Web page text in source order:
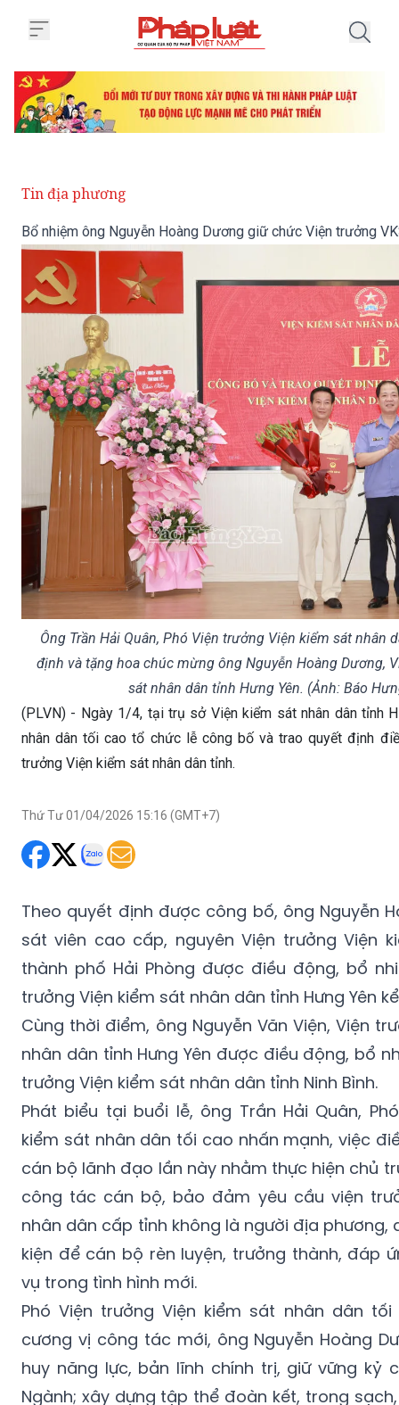
Tin địa phương
Bổ nhiệm ông Nguyễn Hoàng Dương giữ chức Viện trưởng
Ông Trần Hải Quân, Phó Viện trưởng Viện kiểm sát nhân
định và tặng hoa chúc mừng ông Nguyễn Hoàng Dương,
sát nhân dân tỉnh Hưng Yên. (Ảnh: Báo
(PLVN) - Ngày 1/4, tại trụ sở Viện kiểm sát nhân dân tỉnh
nhân dân tối cao tổ chức lễ công bố và trao quyết định
trưởng Viện kiểm sát nhân dân tỉnh.
Thứ Tư 01/04/2026 15:16 (GMT+7)
Theo quyết định được công bố, ông Nguyễn
sát viên cao cấp, nguyên Viện trưởng Viện
thành phố Hải Phòng được điều động, bổ
trưởng Viện kiểm sát nhân dân tỉnh Hưng Yên
Cùng thời điểm, ông Nguyễn Văn Viện, Viện
nhân dân tỉnh Hưng Yên được điều động, bổ
trưởng Viện kiểm sát nhân dân tỉnh Ninh Bình.
Phát biểu tại buổi lễ, ông Trần Hải Quân,
kiểm sát nhân dân tối cao nhấn mạnh, việc
cán bộ lãnh đạo lần này nhằm thực hiện chủ
công tác cán bộ, bảo đảm yêu cầu viện
nhân dân cấp tỉnh không là người địa
kiện để cán bộ rèn luyện, trưởng thành, đáp
vụ trong tình hình mới.
Phó Viện trưởng Viện kiểm sát nhân dân
cương vị công tác mới, ông Nguyễn Hoàng
huy năng lực, bản lĩnh chính trị, giữ vững kỷ
Ngành; xây dựng tập thể đoàn kết, trong